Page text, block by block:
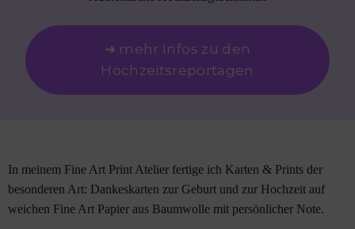
➜ mehr Infos zu den
Hochzeitsreportagen
In meinem Fine Art Print Atelier fertige ich Karten & Prints der
besonderen Art: Dankeskarten zur Geburt und zur Hochzeit auf
weichen Fine Art Papier aus Baumwolle mit persönlicher Note.